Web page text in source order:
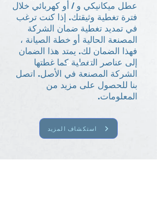
عطل ميكانيكي و / أو كهربائي خلال
فترة تغطية وثيقتك. إذا كنت ترغب
في تمديد تغطية ضمان الشركة
المصنعة الحالية أو خطة الصيانة ،
فهذا الضمان لك. يمتد هذا الضمان
إلى عناصر التغطية كما غطتها
الشركة المصنعة في الأصل. اتصل
بنا للحصول على مزيد من
المعلومات.
استكشاف المزيد